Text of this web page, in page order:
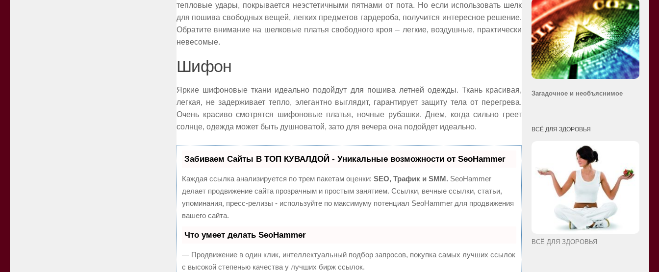
тепловые удары, покрывается неэстетичными пятнами от пота. Но если использовать шелк
для пошива свободных вещей, легких предметов гардероба, получится интересное решение.
Обратите внимание на шелковые платья свободного кроя – легкие, воздушные, практически
невесомые.
Шифон
Яркие шифоновые ткани идеально подойдут для пошива летней одежды. Ткань красивая,
легкая, не задерживает тепло, элегантно выглядит, гарантирует защиту тела от перегрева.
Очень красиво смотрятся шифоновые платья, ночные рубашки. Днем, когда сильно греет
солнце, одежда может быть душноватой, зато для вечера она подойдет идеально.
Забиваем Сайты В ТОП КУВАЛДОЙ - Уникальные возможности от SeoHammer
Каждая ссылка анализируется по трем пакетам оценки: SEO, Трафик и SMM. SeoHammer
делает продвижение сайта прозрачным и простым занятием. Ссылки, вечные ссылки, статьи,
упоминания, пресс-релизы - используйте по максимуму потенциал SeoHammer для продвижения
вашего сайта.
Что умеет делать SeoHammer
— Продвижение в один клик, интеллектуальный подбор запросов, покупка самых лучших ссылок
с высокой степенью качества у лучших бирж ссылок.
Загадочное и необъяснимое
ВСЁ ДЛЯ ЗДОРОВЬЯ
ВСЁ ДЛЯ ЗДОРОВЬЯ